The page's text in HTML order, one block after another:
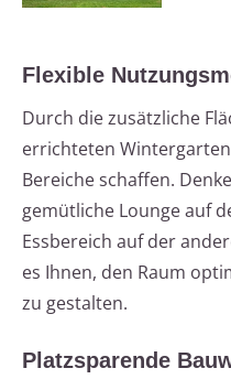
Flexible
Durch die zusätzliche
errichteten
Bereiche schaffen.
gemütliche Lounge auf
Essbereich auf der
es Ihnen, den Raum
zu gestalten.
Platzsparende